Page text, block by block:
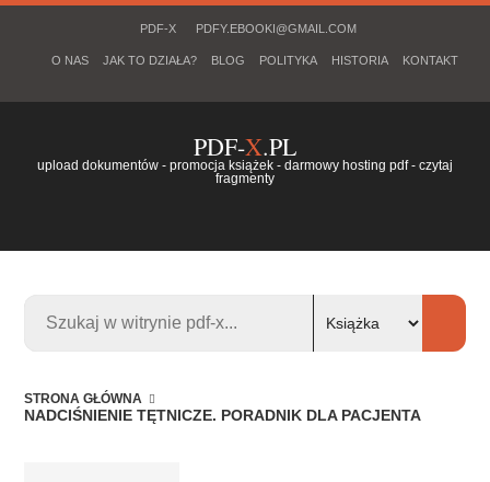
PDF-X PDFY.EBOOKI@GMAIL.COM
O NAS JAK TO DZIAŁA? BLOG POLITYKA HISTORIA KONTAKT
PDF-X.PL
upload dokumentów - promocja książek - darmowy hosting pdf - czytaj
fragmenty
STRONA GŁÓWNA
NADCIŚNIENIE TĘTNICZE. PORADNIK DLA PACJENTA